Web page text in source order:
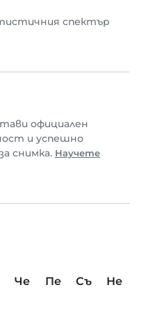
спектър
официален
и успешно
снимка. Научете
Че Пе Съ
Не